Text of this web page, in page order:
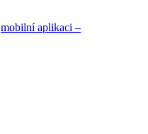
mobilní aplikaci –